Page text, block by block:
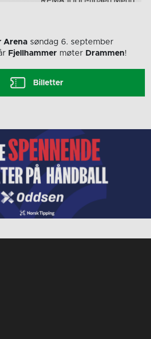
Arena søndag 6. september
Fjellhammer møter Drammen!
Billetter